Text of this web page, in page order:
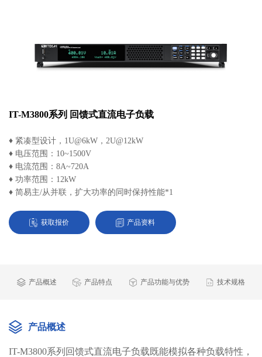
IT-M3800系列 回馈式直流电子负载
♦ 紧凑型设计，1U@6kW，2U@12kW
♦ 电压范围：10~1500V
♦ 电流范围：8A~720A
♦ 功率范围：12kW
♦ 简易主/从并联，扩大功率的同时保持性能*1
获取报价 产品资料
产品概述 产品特点 产品功能与优势 技术规格
产品概述
IT-M3800系列回馈式直流电子负载既能模拟各种负载特性，